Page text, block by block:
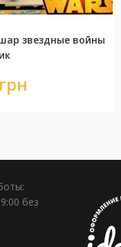
звездные войны
без